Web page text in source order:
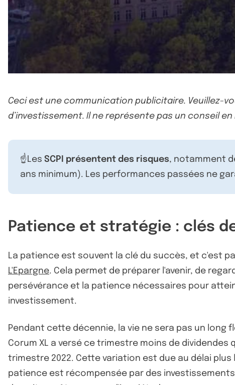
Ceci est une communication publicitaire. Veuillez-
d’investissement. Il ne représente pas un conseil
☝️Les SCPI présentent des risques, notamment
ans minimum). Les performances passées ne
Patience et stratégie : clés
La patience est souvent la clé du succès, et c'est
L'Epargne. Cela permet de préparer l'avenir, de
persévérance et la patience nécessaires pour
investissement.
Pendant cette décennie, la vie ne sera pas un
Corum XL a versé ce trimestre moins de
trimestre 2022. Cette variation est due au délai
patience est récompensée par des